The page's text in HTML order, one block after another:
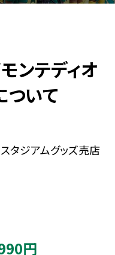
ンテディオ
いて
スタジアムグッズ売店
円